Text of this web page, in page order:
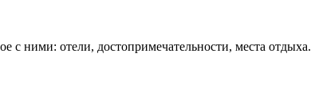
с ними: отели, достопримечательности, места отдыха.